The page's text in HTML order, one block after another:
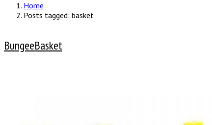
Home
Posts tagged: basket
BungeeBasket